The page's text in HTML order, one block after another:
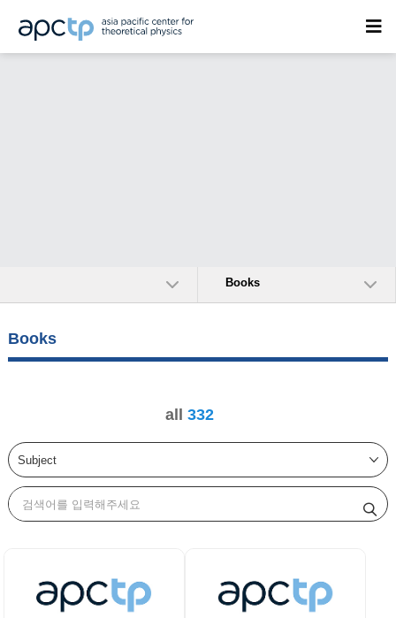
Books
Books
all332